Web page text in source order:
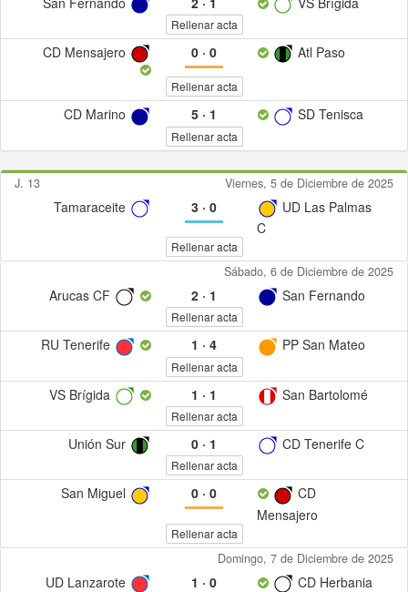
Rellenar acta
CD Mensajero 0· 0 Atl Paso
Rellenar acta
CD Marino 5· 1 SD Tenisca
Rellenar acta
J. 13 Viernes, 5 de Diciembre de 2025
Tamaraceite 3· 0
UD Las Palmas
C
Rellenar acta
Sábado, 6 de Diciembre de 2025
Arucas CF 2· 1 San Fernando
Rellenar acta
RU Tenerife 1 · 4 PP San Mateo
Rellenar acta
VS Brígida 1 · 1 San Bartolomé
Rellenar acta
Unión Sur 0· 1 CD Tenerife C
Rellenar acta
San Miguel 0· 0
CD
Mensajero
Rellenar acta
Domingo, 7 de Diciembre de 2025
UD Lanzarote 1 · 0 CD Herbania